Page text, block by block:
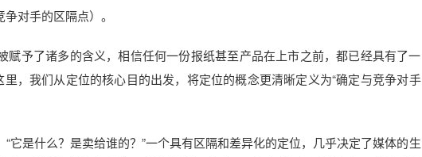
对手的区隔点）。
予了诸多的含义，相信任何一份报纸甚至产品在上市之前，都已经具有了一
，我们从定位的核心目的出发，将定位的概念更清晰定义为“确定与竞争对手
是什么？是卖给谁的？”一个具有区隔和差异化的定位，几乎决定了媒体的生